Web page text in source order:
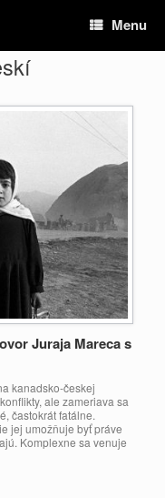
Menu
Juraja Mareca s
kanadsko-českej
ale zameriava sa
častokrát fatálne.
jej umožňuje byť práve
Komplexne sa venuje